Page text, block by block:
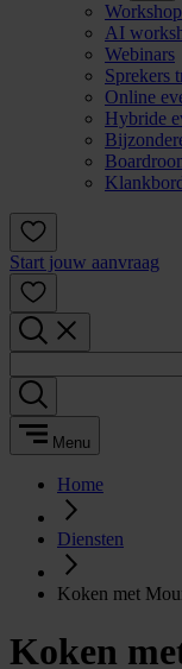
AI
Webinars
Sprekers
Online
Hybride
Start jouw aanvraag
Menu
Home
Diensten
Koken met
Koken